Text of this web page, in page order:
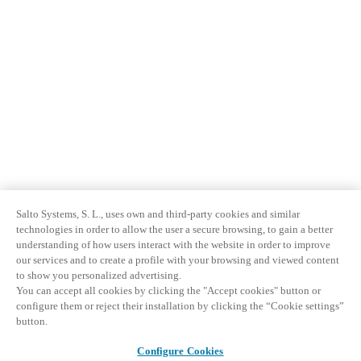
Salto Systems, S. L., uses own and third-party cookies and similar
technologies in order to allow the user a secure browsing, to gain a better
understanding of how users interact with the website in order to improve
our services and to create a profile with your browsing and viewed content
to show you personalized advertising.
You can accept all cookies by clicking the "Accept cookies" button or
configure them or reject their installation by clicking the “Cookie settings”
button.
Configure Cookies